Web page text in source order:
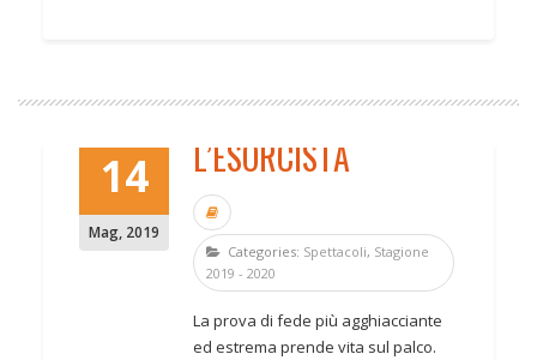
14
Mag, 2019
L’ESORCISTA
Categories: Spettacoli, Stagione
2019 - 2020
La prova di fede più agghiacciante
ed estrema prende vita sul palco.